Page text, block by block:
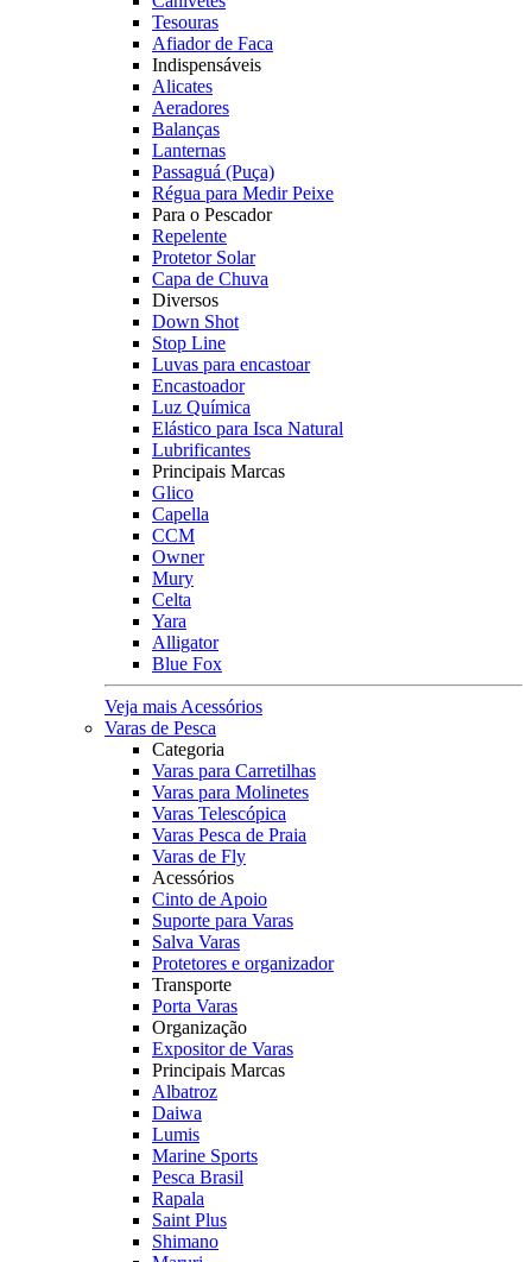
Tesouras
Afiador de Faca
Indispensáveis
Alicates
Aeradores
Balanças
Lanternas
Passaguá (Puça)
Régua para Medir Peixe
Para o Pescador
Repelente
Protetor Solar
Capa de Chuva
Diversos
Down Shot
Stop Line
Luvas para encastoar
Encastoador
Luz Química
Elástico para Isca Natural
Lubrificantes
Principais Marcas
Glico
Capella
CCM
Owner
Mury
Celta
Yara
Alligator
Blue Fox
Veja mais Acessórios
Varas de Pesca
Categoria
Varas para Carretilhas
Varas para Molinetes
Varas Telescópica
Varas Pesca de Praia
Varas de Fly
Acessórios
Cinto de Apoio
Suporte para Varas
Salva Varas
Protetores e organizador
Transporte
Porta Varas
Organização
Expositor de Varas
Principais Marcas
Albatroz
Daiwa
Lumis
Marine Sports
Pesca Brasil
Rapala
Saint Plus
Shimano